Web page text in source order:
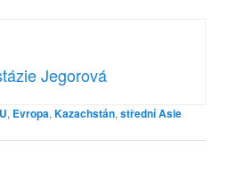
Jegorová
, Evropa,Kazachstán,střední Asie